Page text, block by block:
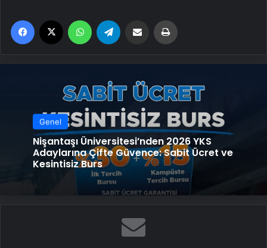
Facebook WhatsApp Email'den paylaş
Genel
Nişantaşı Üniversitesi’nden 2026 YKS
Adaylarına Çifte Güvence: Sabit Ücret ve
Kesintisiz Burs